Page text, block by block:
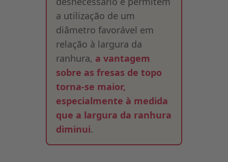
a utilização de um
diâmetro favorável em
relação à largura da
ranhura, a vantagem
sobre as fresas de topo
torna-se maior,
especialmente à medida
que a largura da ranhura
diminui.